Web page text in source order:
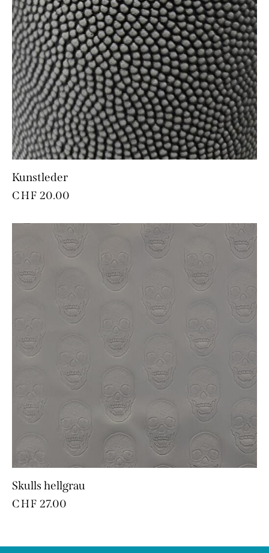
Kunstleder
CHF 20.00
Skulls hellgrau
CHF 27.00